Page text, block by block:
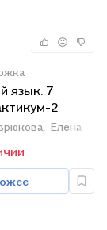
Демченко
язык. 7
2
Елена